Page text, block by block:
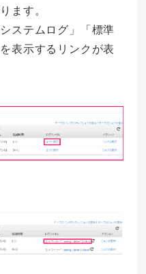
ます。
ステムログ」「標準
表示するリンクが表